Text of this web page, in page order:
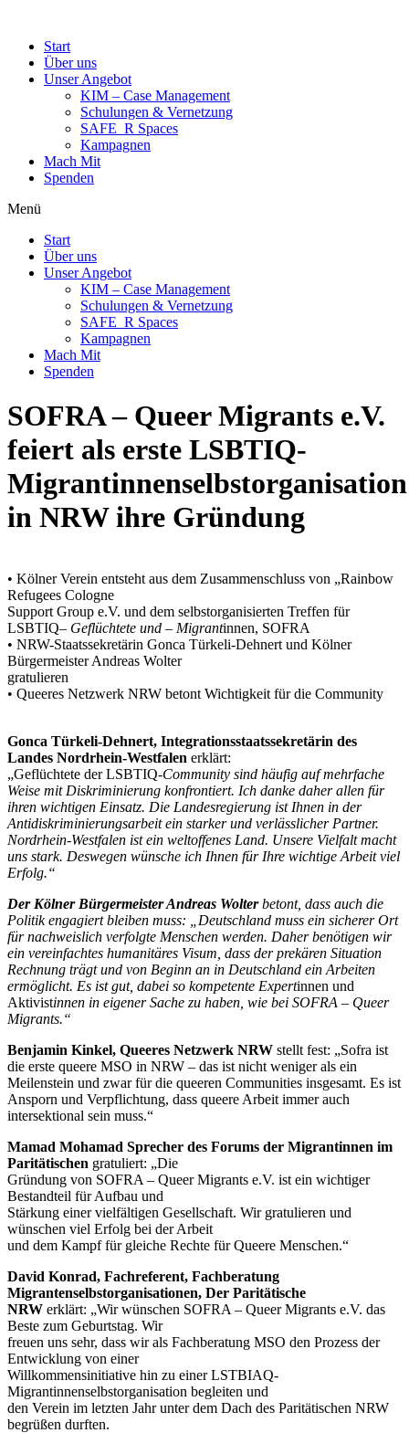
Start
Über uns
Unser Angebot
KIM – Case Management
Schulungen & Vernetzung
SAFE_R Spaces
Kampagnen
Mach Mit
Spenden
Menü
Start
Über uns
Unser Angebot
KIM – Case Management
Schulungen & Vernetzung
SAFE_R Spaces
Kampagnen
Mach Mit
Spenden
SOFRA – Queer Migrants e.V.
feiert als erste LSBTIQ-
Migrantinnenselbstorganisation
in NRW ihre Gründung
• Kölner Verein entsteht aus dem Zusammenschluss von „Rainbow
Refugees Cologne
Support Group e.V. und dem selbstorganisierten Treffen für
LSBTIQ– Geflüchtete und – Migrantinnen, SOFRA
• NRW-Staatssekretärin Gonca Türkeli-Dehnert und Kölner
Bürgermeister Andreas Wolter
gratulieren
• Queeres Netzwerk NRW betont Wichtigkeit für die Community
Gonca Türkeli-Dehnert, Integrationsstaatssekretärin des
Landes Nordrhein-Westfalen erklärt:
„Geflüchtete der LSBTIQ-Community sind häufig auf mehrfache
Weise mit Diskriminierung konfrontiert. Ich danke daher allen für
ihren wichtigen Einsatz. Die Landesregierung ist Ihnen in der
Antidiskriminierungsarbeit ein starker und verlässlicher Partner.
Nordrhein-Westfalen ist ein weltoffenes Land. Unsere Vielfalt macht
uns stark. Deswegen wünsche ich Ihnen für Ihre wichtige Arbeit viel
Erfolg.“
Der Kölner Bürgermeister Andreas Wolterbetont, dass auch die
Politik engagiert bleiben muss: „Deutschland muss ein sicherer Ort
für nachweislich verfolgte Menschen werden. Daher benötigen wir
ein vereinfachtes humanitäres Visum, dass der prekären Situation
Rechnung trägt und von Beginn an in Deutschland ein Arbeiten
ermöglicht. Es ist gut, dabei so kompetente Expertinnen und
Aktivistinnen in eigener Sache zu haben, wie bei SOFRA – Queer
Migrants.“
Benjamin Kinkel, Queeres Netzwerk NRW stellt fest: „Sofra ist
die erste queere MSO in NRW – das ist nicht weniger als ein
Meilenstein und zwar für die queeren Communities insgesamt. Es ist
Ansporn und Verpflichtung, dass queere Arbeit immer auch
intersektional sein muss.“
Mamad Mohamad Sprecher des Forums der Migrantinnen im
Paritätischen gratuliert: „Die
Gründung von SOFRA – Queer Migrants e.V. ist ein wichtiger
Bestandteil für Aufbau und
Stärkung einer vielfältigen Gesellschaft. Wir gratulieren und
wünschen viel Erfolg bei der Arbeit
und dem Kampf für gleiche Rechte für Queere Menschen.“
David Konrad, Fachreferent, Fachberatung
Migrantenselbstorganisationen, Der Paritätische
NRW erklärt: „Wir wünschen SOFRA – Queer Migrants e.V. das
Beste zum Geburtstag. Wir
freuen uns sehr, dass wir als Fachberatung MSO den Prozess der
Entwicklung von einer
Willkommensinitiative hin zu einer LSTBIAQ-
Migrantinnenselbstorganisation begleiten und
den Verein im letzten Jahr unter dem Dach des Paritätischen NRW
begrüßen durften.